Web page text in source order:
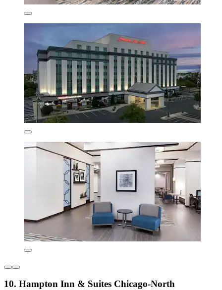
10. Hampton Inn & Suites Chicago-North